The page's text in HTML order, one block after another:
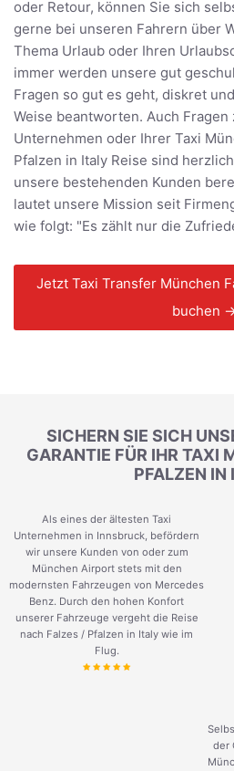
oder Retour, können Sie sich
gerne bei unseren Fahrern über
Thema Urlaub oder Ihren
immer werden unsere gut
Fragen so gut es geht, diskret
Weise beantworten. Auch Fragen
Unternehmen oder Ihrer Taxi
Pfalzen in Italy Reise sind
unsere bestehenden Kunden
lautet unsere Mission seit
wie folgt: "Es zählt nur die
Jetzt Taxi Transfer München
buchen
SICHERN SIE SICH
GARANTIE FÜR IHR TAXI
PFALZEN IN
Als eines der ältesten Taxi
Unternehmen in Innsbruck, befördern
wir unsere Kunden von oder zum
München Airport stets mit den
modernsten Fahrzeugen von Mercedes
Benz. Durch den hohen Konfort
unserer Fahrzeuge vergeht die Reise
nach Falzes / Pfalzen in Italy wie im
Flug.
der